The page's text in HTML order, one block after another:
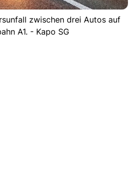
zwischen drei Autos auf
A1. - Kapo SG